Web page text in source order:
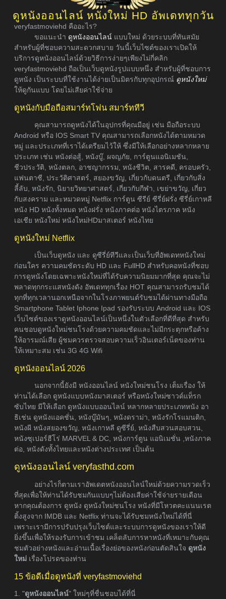
ดูหนังออนไลน์ หนังใหม่ HD อัพเดททุกวัน
veryfastmoviehd คืออะไร?
ขอแนะนำ ดูหนังออนไลน์ แบบใหม่ ด้วยระบบที่ทันสมัย
สำหรับผู้ที่ชอบความสะดวกสบาย วันนี้เว็บไซต์ของเราเปิดให้
บริการดูหนังออนไลน์ด้วยวิธีการง่ายๆเพียงไม่กี่คลิก
veryfastmoviehd ถือเป็นเว็บดูหนังรูปแบบหนึ่ง สำหรับผู้ที่ชอบการ
ดูหนัง เป็นระบบที่ใช้งานได้ง่ายเป็นมิตรกับทุกอุปกรณ์ ดูหนังใหม่
ให้ดูกันแบบ โดยไม่เสียค่าใช้จ่าย
ดูหนังกับมือถือสมาร์ทโฟน สมาร์ททีวี
คุณสามารถดูหนังได้ในอุปกรที่คุณมีอยู่ เช่น มือถือระบบ
Android หรือ IOS Smart TV คุณสามารถเลือกหนังได้ตามหมวด
หมู่ และประเภทที่เราได้เตรียมไว้ให้ ซึ่งมีให้เลือกอย่างหลากหลาย
ประเภท เช่น หนังต่อสู้, หนังบู๊, ผจญภัย, การ์ตูนแอนิเมชัน,
ชีวประวัติ, หนังตลก, อาชญากรรม, หนังชีวิต, สารคดี, ครอบครัว,
แฟนตาซี, ประวัติศาสตร์, สยองขวัญ, เกี่ยวกับดนตรี, เกี่ยวกับสิ่ง
ลี้ลับ, หนังรัก, นิยายวิทยาศาสตร์, เกี่ยวกับกีฬา, เขย่าขวัญ, เกี่ยว
กับสงคราม และหมวดหมู่ Netflix การ์ตูน ซีรีย์ ซีรี่ย์ฝรั่ง ซีรี่ย์เกาหลี
หนัง HD หนังทั้งหมด หนังฝรั่ง หนังภาคต่อ หนังไตรภาค หนัง
เอเชีย หนังใหม่ หนังใหม่HDมาสเตอร์ หนังไทย
ดูหนังใหม่ Netflix
เป็นเว็บดูหนัง และ ดูซีรี่ย์ทีวีและเป็นเว็บที่อัพเดทหนังใหม่
ก่อนใคร ความคมชัดระดับ HD และ FullHD สำหรับคอหนังที่ชอบ
การดูหนังโดยเฉพาะหนังใหม่ที่ได้รับความนิยมมากที่สุด คุณจะไม่
พลาดทุกกระแสหนังดัง อัพเดททุกเรื่อง HOT คุณสามารถรับชมได้
ทุกที่ทุกเวลานอกเหนือจากในโรงภาพยนต์รับชมได้ผ่านทางมือถือ
Smartphone Tablet Iphone Ipad รองรับระบบ Android และ IOS
เว็บไซต์ของเราดูหนังออนไลน์เป็นหนึ่งในตัวเลือกที่ดีที่สุด สำหรับ
คนชอบดูหนังใหม่ชนโรงด้วยความคมชัดและไม่มีกระตุกหรือค้าง
ให้อารมณ์เสีย ผู้ชมควรตรวจสอบความเร็วอินเตอร์เน็ตของท่าน
ให้เหมาะสม เช่น 3G 4G Wifi
ดูหนังออนไลน์ 2026
นอกจากนี้ยังมี หนังออนไลน์ หนังใหม่ชนโรง เต็มเรื่อง ให้
ท่านได้เลือก ดูหนังแบบหนังมาสเตอร์ หรือหนังใหม่ซาวด์แท็รก
ซับไทย มีให้เลือก ดูหนังแบบออนไลน์ หลากหลายประเภทหนัง อา
ธิเช่น ดูหนังแอคชั่น, หนังบู๊มันๆ, หนังดราม่า, หนังรักโรแมนติก,
หนังผี หนังสยองขวัญ, หนังเกาหลี ดูซีรี่ย์, หนังสืบสวนสอบสวน,
หนังซุเปอร์ฮีโร่ MARVEL & DC, หนังการ์ตูน แอนิเมชั่น ,หนังภาค
ต่อ, หนังดังทั้งไทยและหนังต่างประเทศ เป็นต้น
ดูหนังออนไลน์ veryfasthd.com
อย่างไรก็ตามเราอัพเดตหนังออนไลน์ใหม่ด้วยความรวดเร็ว
ที่สุดเพื่อให้ท่านได้รับชมกันแบบๆไม่ต้องเสียค่าใช้จ่ายรายเดือน
หากคุณต้องการ ดูหนัง ดูหนังใหม่ชนโรง หนังที่มีโหวตคะแนนเรต
ติ้งสูงจาก IMDB และ Netflix ท่านจะได้รับชมหนังใหม่ได้ที่นี่
เพราะเรามีการปรับปรุงเว็บไซต์และระบบการดูหนังของเราให้ดี
ยิ่งขึ้นเพื่อให้รองรับการเข้าชม เคล็ดลับการหาหนังที่เหมาะกับคุณ
ชมตัวอย่างหนังและอ่านเนื้อเรื่องย่อของหนังก่อนตัดสินใจ ดูหนัง
ใหม่ เรื่องโปรดของท่าน
15 ข้อดีเมื่อดูหนังที่ veryfastmoviehd
1. "ดูหนังออนไลน์" ใหม่ๆที่ชื่นชอบได้ที่นี่